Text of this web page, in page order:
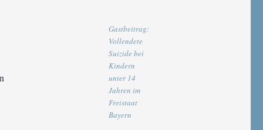
Gastbeitrag:
Vollendete
Suizide bei
Kindern
unter 14
Jahren im
Freistaat
Bayern